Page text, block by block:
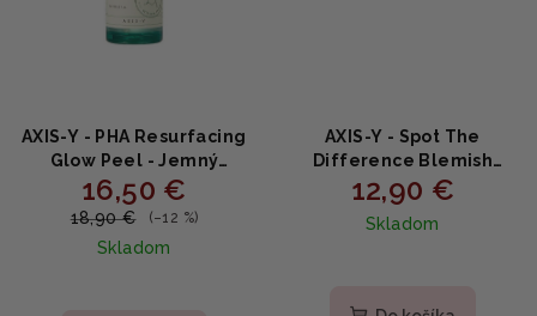
AXIS-Y - PHA Resurfacing
Glow Peel - Jemný
gélový peeling s 10%
PHA a ovocnými
extraktmi 50ml
16,50 €
18,90 € (–12 %)
Skladom
AXIS-Y - Spot The
Difference Blemish
Treatment - Lokálna
kúra na nedokonalosti s
niacínamidom a
12,90 €
Skladom